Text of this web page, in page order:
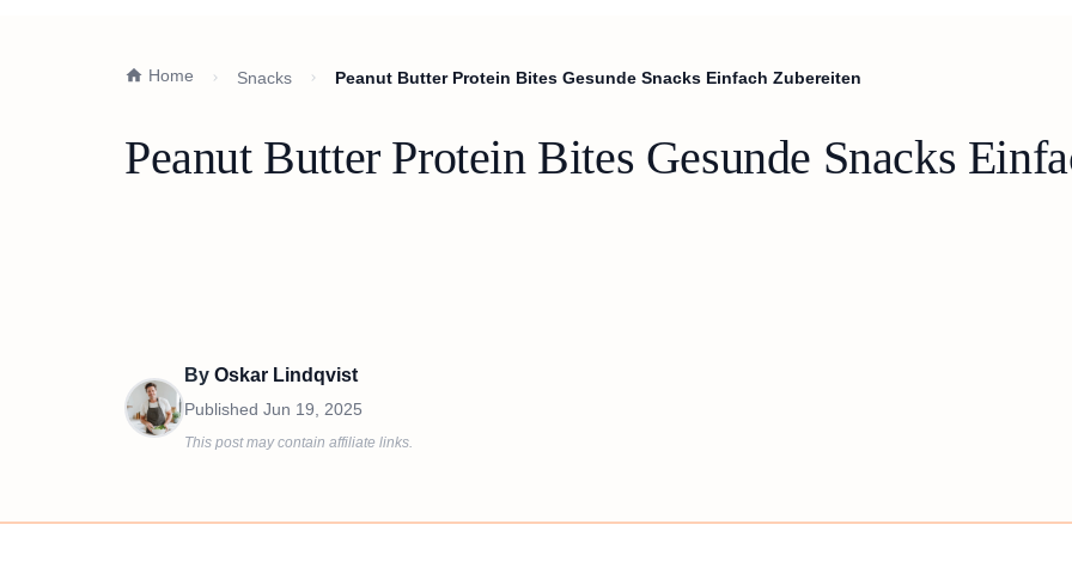
Home Snacks Peanut Butter Protein Bites Gesunde Snacks Einfach Zubereiten
Peanut Butter Protein Bites Gesunde Snacks
By Oskar Lindqvist
Published Jun 19, 2025
This post may contain affiliate links.